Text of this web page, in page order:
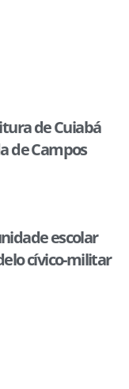
de Cuiabá
de Campos
escolar
cívico-militar